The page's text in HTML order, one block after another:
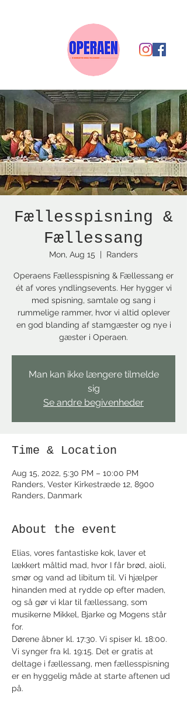
Fællesspisning &
Fællessang
Mon, Aug 15
  |
Randers
Operaens Fællesspisning & Fællessang er
ét af vores yndlingsevents. Her hygger vi
med spisning, samtale og sang i
rummelige rammer, hvor vi altid oplever
en god blanding af stamgæster og nye i
gæster i Operaen.
Man kan ikke længere tilmelde
sig
Se andre begivenheder
Time & Location
Aug 15, 2022, 5:30 PM – 10:00 PM
Randers, Vester Kirkestræde 12, 8900
Randers, Danmark
About the event
Elias, vores fantastiske kok, laver et
lækkert måltid mad, hvor I får brød, aioli,
smør og vand ad libitum til. Vi hjælper
hinanden med at rydde op efter maden,
og så gør vi klar til fællessang, som
musikerne Mikkel, Bjarke og Mogens står
for.
Dørene åbner kl. 17:30. Vi spiser kl. 18:00.
Vi synger fra kl. 19:15. Det er gratis at
deltage i fællessang, men fællesspisning
er en hyggelig måde at starte aftenen ud
på.